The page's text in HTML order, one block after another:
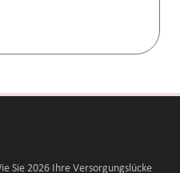
Sie 2026 Ihre Versorgungslücke